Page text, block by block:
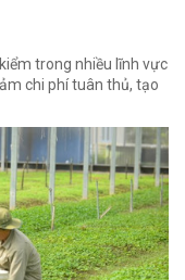
trong nhiều lĩnh vực
chi phí tuân thủ, tạo